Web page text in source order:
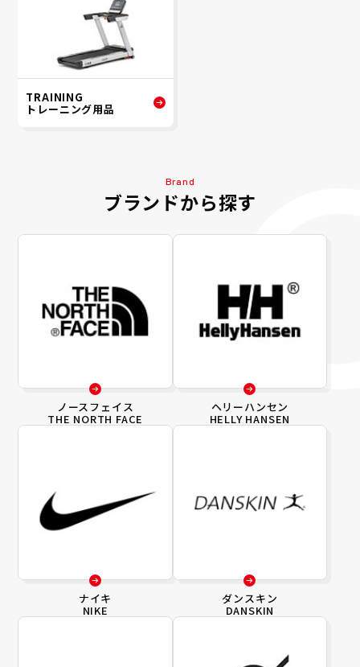
TRAINING
トレーニング用品
Brand
ブランドから探す
ノースフェイス
THE NORTH FACE
ヘリーハンセン
HELLY HANSEN
ナイキ
NIKE
ダンスキン
DANSKIN